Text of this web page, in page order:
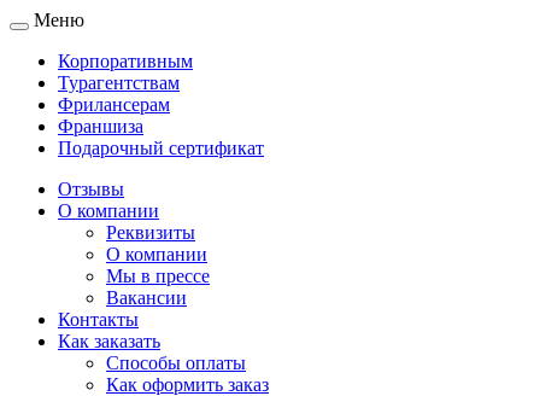
Toggle
navigation
Меню
Корпоративным
Турагентствам
Фрилансерам
Франшиза
Подарочный сертификат
Отзывы
О компании
Реквизиты
О компании
Мы в прессе
Вакансии
Контакты
Как заказать
Способы оплаты
Как оформить заказ